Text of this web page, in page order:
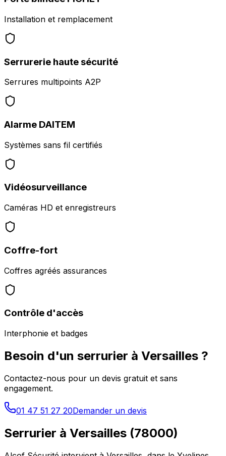
Installation et remplacement
Serrurerie haute sécurité
Serrures multipoints A2P
Alarme DAITEM
Systèmes sans fil certifiés
Vidéosurveillance
Caméras HD et enregistreurs
Coffre-fort
Coffres agréés assurances
Contrôle d'accès
Interphonie et badges
Besoin d'un serrurier à Versailles ?
Contactez-nous pour un devis gratuit et sans
engagement.
01 47 51 27 20Demander un devis
Serrurier à Versailles (78000)